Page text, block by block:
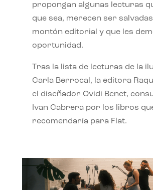
propongan algunas lecturas
que sea, merecen ser salvadas
montón editorial y que les
oportunidad.
Tras la lista de lecturas de la
Carla Berrocal, la editora
el diseñador Ovidi Benet,
Ivan Cabrera por los libros
recomendaría para Flat.